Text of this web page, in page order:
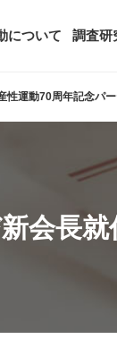
本部
について
調査研
動とは
査研究・提言活動
関する研究
び業務・財務に
研修
サルティング
の声
運動70周年記念パ
会長